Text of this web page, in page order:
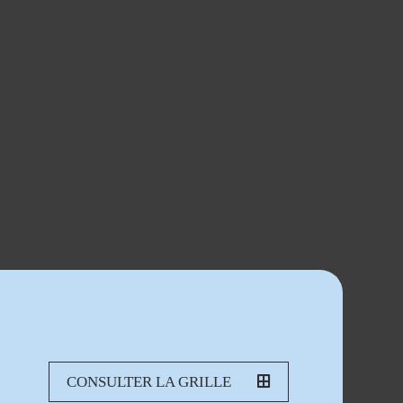
CONSULTER LA GRILLE